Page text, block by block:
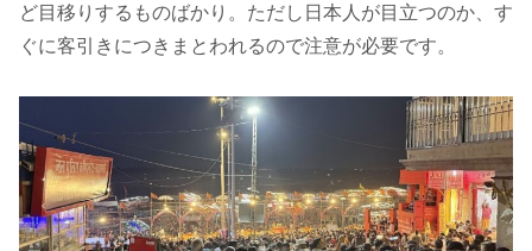
ど目移りするものばかり。ただし日本人が目立つのか、す
ぐに客引きにつきまとわれるので注意が必要です。